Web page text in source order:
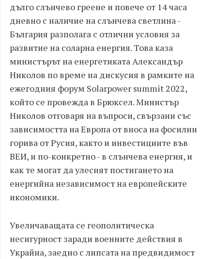
дълго слънчево греене и повече от 14 часа
дневно с наличие на слънчева светлина -
България разполага с отлични условия за
развитие на соларна енергия. Това каза
министърът на енергетиката Александър
Николов по време на дискусия в рамките на
ежегодния форум Solarpower summit 2022,
който се провежда в Брюксел. Министър
Николов отговаря на въпроси, свързани със
зависимостта на Европа от вноса на фосилни
горива от Русия, както и инвестициите във
ВЕИ, и по-конкретно - в слънчева енергия, и
как те могат да улеснят постигането на
енергийна независимост на европейските
икономики.
Увеличаващата се геополитическа
несигурност заради военните действия в
Украйна, заедно с липсата на предвидимост